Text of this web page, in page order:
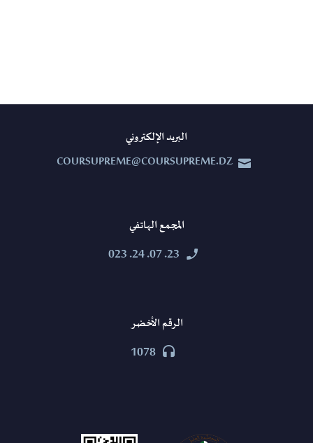
البريد الإلكتروني


COURSUPREME@COURSUPREME.DZ
المجمع الهاتفي


23. 07. 24. 023
الرقم الأخضر


1078